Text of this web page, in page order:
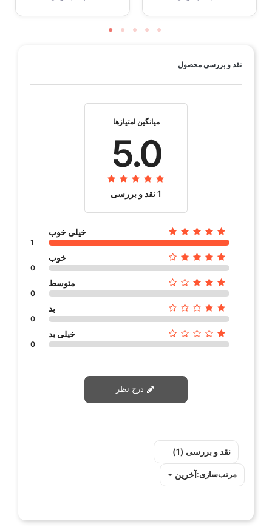
کد حرارتی 14
سایز رزوه
ثابت
70 هزار کیلومتر
جعبه تکی
شمع موتور
نقد و بررسی محصول
میانگین امتیازها
5.0
1 نقد و بررسی
خیلی خوب
1
خوب
0
متوسط
0
بد
0
خیلی بد
0
نقد و بررسی‌‌ (1)
مرتب‌سازی:آخرین